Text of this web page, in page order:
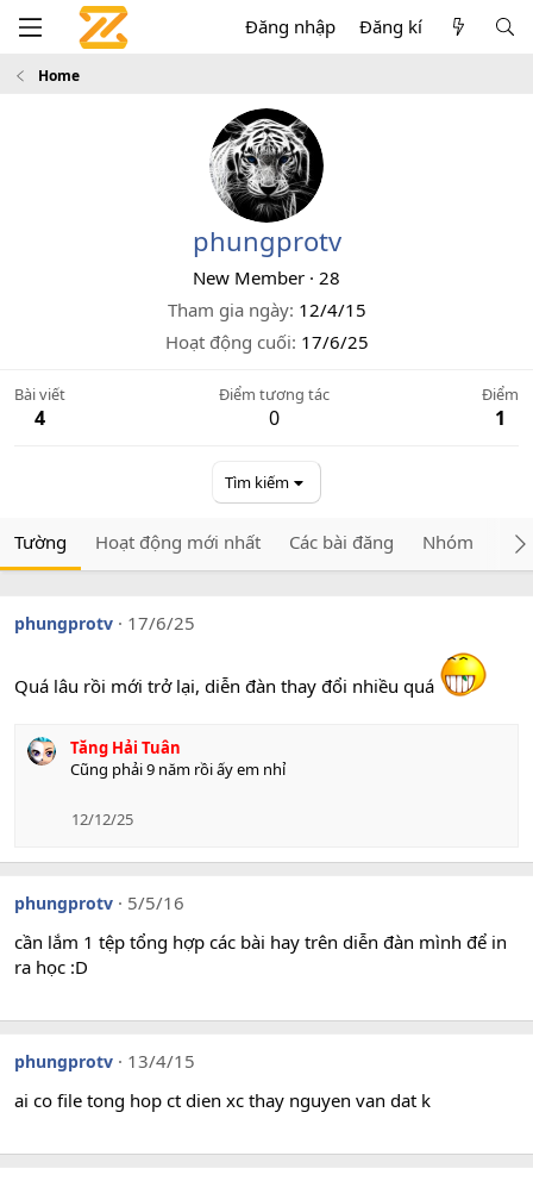
Đăng nhập Đăng kí
Home
phungprotv
New Member · 28
Tham gia ngày 12/4/15
Hoạt động cuối 17/6/25
Bài viết
4
Điểm tương tác
0
Điểm
1
Tìm kiếm
Tường Hoạt động mới nhất Các bài đăng Nhóm
phungprotv 17/6/25
Quá lâu rồi mới trở lại, diễn đàn thay đổi nhiều quá
Tăng Hải Tuân
Cũng phải 9 năm rồi ấy em nhỉ
12/12/25
phungprotv
5/5/16
cần lắm 1 tệp tổng hợp các bài hay trên diễn đàn mình để in
ra học :D
phungprotv
13/4/15
ai co file tong hop ct dien xc thay nguyen van dat k